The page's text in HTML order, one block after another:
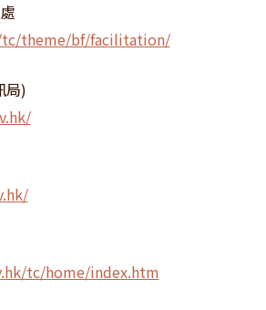
theme/bf/facilitation/
局)
tc/home/index.htm